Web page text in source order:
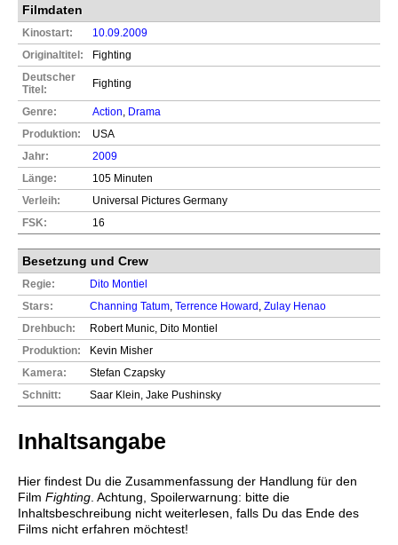
Filmdaten
Kinostart:
10.09.2009
Originaltitel:
Fighting
Deutscher
Titel:
Fighting
Genre: Action, Drama
Produktion:
USA
Jahr:
2009
Länge:
105 Minuten
Verleih:
Universal Pictures Germany
FSK:
16
Besetzung und Crew
Regie:
Dito Montiel
Stars:
Channing Tatum, Terrence Howard , Zulay Henao
Drehbuch:
Robert Munic, Dito Montiel
Produktion:
Kevin Misher
Kamera:
Stefan Czapsky
Schnitt:
Saar Klein, Jake Pushinsky
Inhaltsangabe
Hier findest Du die Zusammenfassung der Handlung für den
Film Fighting . Achtung, Spoilerwarnung: bitte die
Inhaltsbeschreibung nicht weiterlesen, falls Du das Ende des
Films nicht erfahren möchtest!